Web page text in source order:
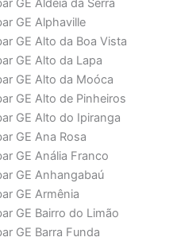
GE Aldeia da Serra
GE Alphaville
GE Alto da Boa Vista
GE Alto da Lapa
GE Alto da Moóca
GE Alto de Pinheiros
GE Alto do Ipiranga
GE Ana Rosa
GE Anália Franco
GE Anhangabaú
GE Armênia
GE Bairro do Limão
GE Barra Funda